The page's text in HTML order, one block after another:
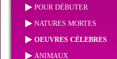
POUR DÉBUTER
NATURES MORTES
OEUVRES CÉLEBRES
ANIMAUX